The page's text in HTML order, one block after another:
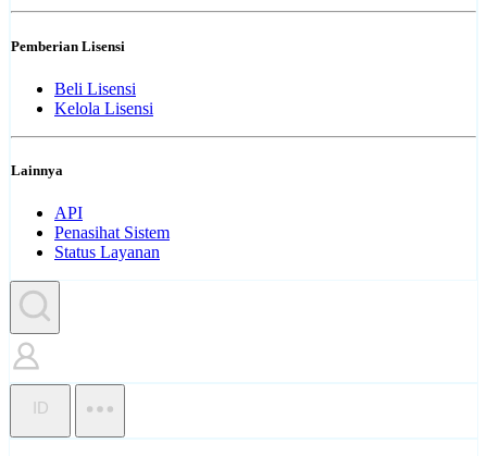
Pemberian Lisensi
Beli Lisensi
Kelola Lisensi
Lainnya
API
Penasihat Sistem
Status Layanan
ID